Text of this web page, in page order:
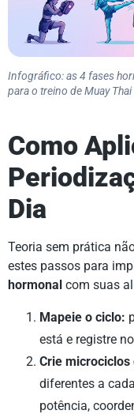
Infográfico: as 4 fases
para o treino de Muay
Como
Dia
Teoria sem prática
estes passos para
hormonal com suas
Mapeie o ciclo:
está e registre no
Crie microciclos
diferentes a
potência,